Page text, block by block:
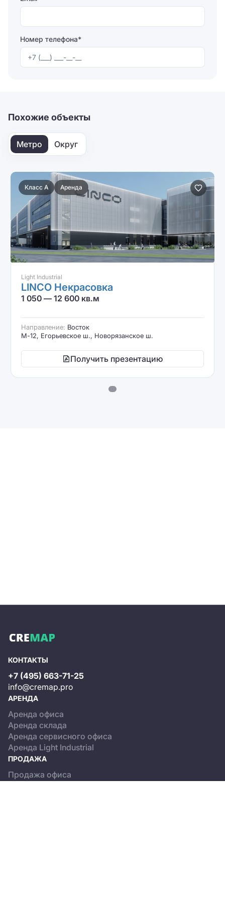
Номер телефона*
Похожие объекты
Метро Округ
Класс A Аренда
Light Industrial
LINCO Некрасовка
1 050 — 12 600 кв.м
Направление: Восток
М-12, Егорьевское ш., Новорязанское ш.
Получить презентацию
КОНТАКТЫ
+7 (495) 663-71-25
info@cremap.pro
АРЕНДА
Аренда офиса
Аренда склада
Аренда сервисного офиса
Аренда Light Industrial
ПРОДАЖА
Продажа офиса